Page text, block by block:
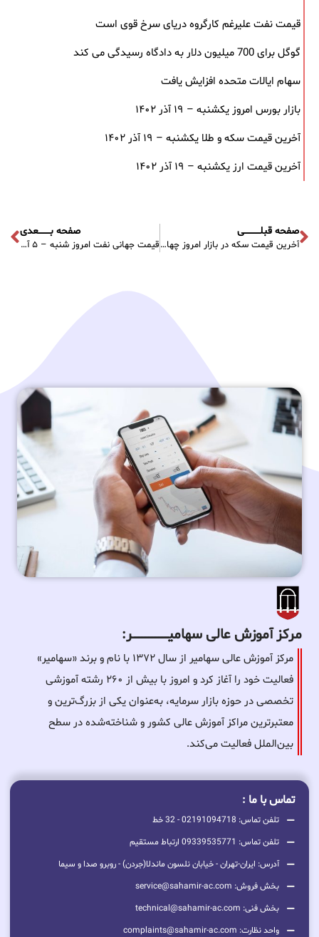
قیمت نفت علیرغم کارگروه دریای سرخ قوی است
گوگل برای 700 میلیون دلار به دادگاه رسیدگی می کند
سهام ایالات متحده افزایش یافت
بازار بورس امروز یکشنبه – ۱۹ آذر ۱۴۰۲
آخرین قیمت سکه و طلا یکشنبه – ۱۹ آذر ۱۴۰۲
آخرین قیمت ارز یکشنبه – ۱۹ آذر ۱۴۰۲
صفحه قبلـــــــــــی
آخرین قیمت سکه در بازار امروز چهارشنبه – ۲ آذر ۱۴۰۱
صفحه بــــــــعدی
قیمت جهانی نفت امروز شنبه – ۵ آذر ۱۴۰۱
مرکز آموزش عالی سهامیـــــــــــــــــــــــــر:
مرکز آموزش عالی سهامیر از سال ۱۳۷۲ با نام و برند «سهامیر»
فعالیت خود را آغاز کرد و امروز با بیش از ۲۶۰ رشته آموزشی
تخصصی در حوزه بازار سرمایه، به‌عنوان یکی از بزرگ‌ترین و
معتبرترین مراکز آموزش عالی کشور و شناخته‌شده در سطح
بین‌الملل فعالیت می‌کند.
تماس با ما :
تلفن تماس: 02191094718 - 32 خط
تلفن تماس: 09339535771 ارتباط مستقیم
آدرس: ایران-تهران - خیابان نلسون ماندلا(جردن) - روبرو صدا و سیما
بخش فروش: service@sahamir-ac.com
بخش فنی: technical@sahamir-ac.com
واحد نظارت: complaints@sahamir-ac.com